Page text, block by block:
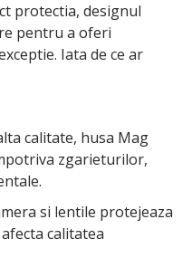
protectia, designul
pentru a oferi
Iata de ce ar
calitate, husa Mag
zgarieturilor,
si lentile protejeaza
calitatea